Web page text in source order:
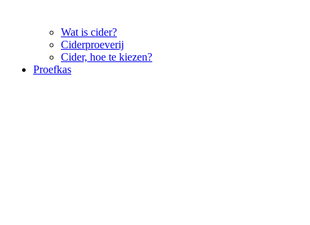
Wat is cider?
Ciderproeverij
Cider, hoe te kiezen?
Proefkas